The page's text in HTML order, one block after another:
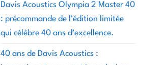
Davis Acoustics Olympia 2 Master 40
: précommande de l’édition limitée
qui célèbre 40 ans d’excellence.
40 ans de Davis Acoustics :